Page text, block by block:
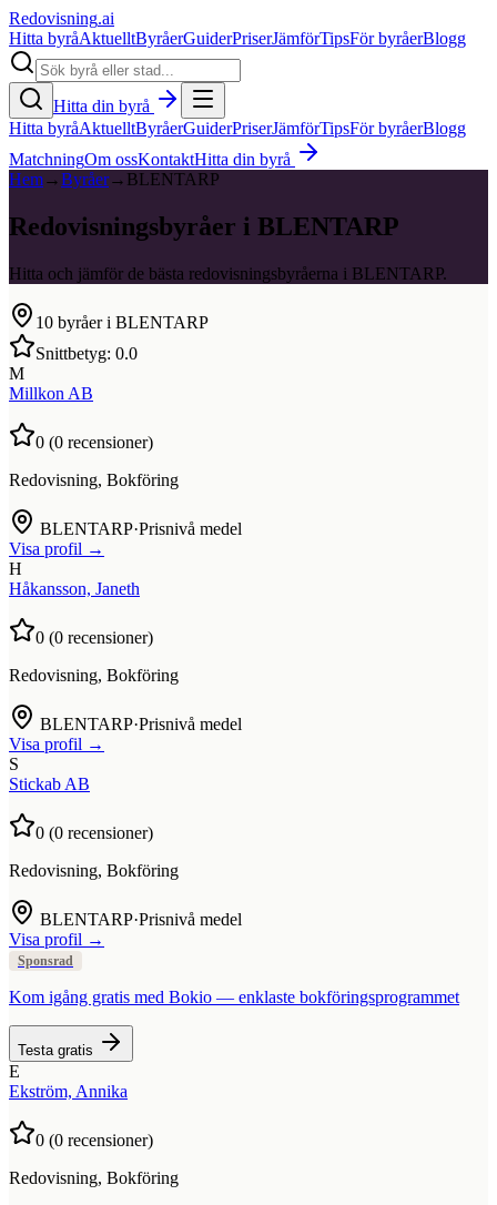
Redovisning.ai
Hitta byråAktuelltByråerGuiderPriserJämförTipsFör byråerBlogg
Hitta din byrå
Hitta byråAktuelltByråerGuiderPriserJämförTipsFör byråerBlogg
MatchningOm ossKontaktHitta din byrå
Hem→Byråer→ BLENTARP
Redovisningsbyråer i BLENTARP
Hitta och jämför de bästa redovisningsbyråerna i BLENTARP.
10 byråer i BLENTARP
Snittbetyg: 0.0
M
Millkon AB
0 (0 recensioner)
Redovisning, Bokföring
BLENTARP·Prisnivå medel
Visa profil →
H
Håkansson, Janeth
0 (0 recensioner)
Redovisning, Bokföring
BLENTARP·Prisnivå medel
Visa profil →
S
Stickab AB
0 (0 recensioner)
Redovisning, Bokföring
BLENTARP·Prisnivå medel
Visa profil →
Sponsrad
Kom igång gratis med Bokio — enklaste bokföringsprogrammet
Testa gratis
E
Ekström, Annika
0 (0 recensioner)
Redovisning, Bokföring